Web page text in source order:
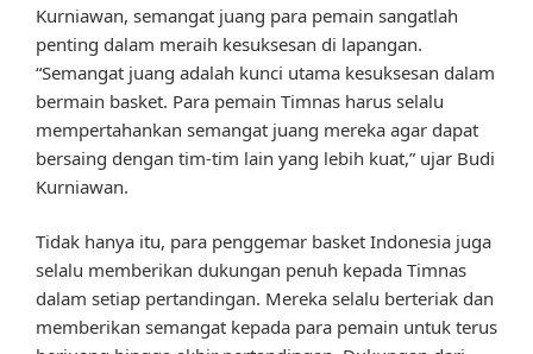
Kurniawan, semangat juang para pemain sangatlah
penting dalam meraih kesuksesan di lapangan.
“Semangat juang adalah kunci utama kesuksesan dalam
bermain basket. Para pemain Timnas harus selalu
mempertahankan semangat juang mereka agar dapat
bersaing dengan tim-tim lain yang lebih kuat,” ujar Budi
Kurniawan.
Tidak hanya itu, para penggemar basket Indonesia juga
selalu memberikan dukungan penuh kepada Timnas
dalam setiap pertandingan. Mereka selalu berteriak dan
memberikan semangat kepada para pemain untuk terus